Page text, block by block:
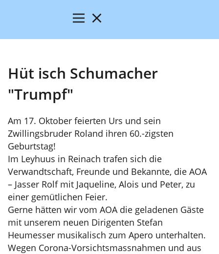
Hüt isch Schumacher
"Trumpf"
Am 17. Oktober feierten Urs und sein
Zwillingsbruder Roland ihren 60.-zigsten
Geburtstag!
Im Leyhuus in Reinach trafen sich die
Verwandtschaft, Freunde und Bekannte, die AOA
– Jasser Rolf mit Jaqueline, Alois und Peter, zu
einer gemütlichen Feier.
Gerne hätten wir vom AOA die geladenen Gäste
mit unserem neuen Dirigenten Stefan
Heumesser musikalisch zum Apero unterhalten.
Wegen Corona-Vorsichtsmassnahmen und aus